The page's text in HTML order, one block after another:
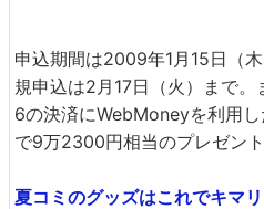
申込期間は2009年1月15日（
規申込は2月17日（火）まで
6の決済にWebMoneyを利用
で9万2300円相当のプレゼン
夏コミのグッズはこれでキマ